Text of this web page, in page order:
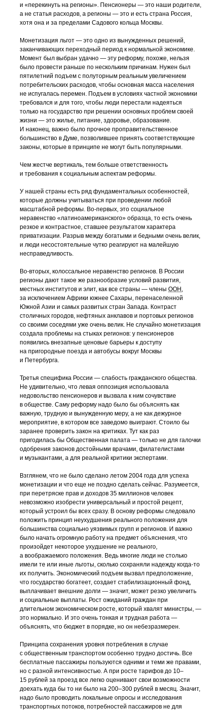
и «перекинуть на регионы». Пенсионеры — это наши родители,
а не статья расходов, а регионы — это и есть страна Россия,
хотя она и за пределами Садового кольца Москвы.
Монетизация льгот — это одно из вынужденных решений,
заканчивающих переходный период к нормальной экономике.
Момент был выбран удачно — эту реформу, похоже, нельзя
было провести раньше по нескольким причинам. Нужен был
пятилетний подъем с полуторным реальным увеличением
потребительских расходов, чтобы основная масса населения
не испугалась перемен. Подъем в условиях частной экономики
требовался и для того, чтобы люди перестали надеяться
только на государство при решении основных проблем своей
жизни — это жилье, питание, здоровье, образование.
И наконец, важно было прочное проправительственное
большинство в Думе, позволившее принять соответствующие
законы, которые в принципе не могут быть популярными.
Чем жестче вертикаль, тем больше ответственность
и требования к социальным аспектам реформы.
У нашей страны есть ряд фундаментальных особенностей,
которые должны учитываться при проведении любой
масштабной реформы. Во-первых, это социальное
неравенство «латиноамериканского» образца, то есть очень
резкое и контрастное, ставшее результатом характера
приватизации. Разрыв между богатыми и бедными очень велик,
и люди несостоятельные чутко реагируют на малейшую
несправедливость.
Во-вторых, колоссальное неравенство регионов. В России
регионы дают такое же разнообразие условий развития,
местных институтов и элит, как все страны — члены ООН ,
за исключением Африки южнее Сахары, перенаселенной
Южной Азии и самых развитых стран Запада. Контраст
столичных городов, нефтяных анклавов и портовых регионов
со своими соседями уже очень велик. Не случайно монетизация
создала проблемы на стыках регионов: у пенсионеров
появились внезапные ценовые барьеры к доступу
на пригородные поезда и автобусы вокруг Москвы
и Петербурга.
Третья специфика России — слабость гражданского общества.
Не удивительно, что левая оппозиция использовала
недовольство пенсионеров и вызвала к ним сочувствие
в обществе. Саму реформу надо было бы объяснять как
важную, трудную и вынужденную меру, а не как дежурное
мероприятие, в котором все заведомо выиграют. Стоило бы
заранее проверить закон на критиках. Тут как раз
пригодилась бы Общественная палата — только не для галочки
одобрения законов достойными врачами, филателистами
и музыкантами, а для реальной критики экспертами.
Взглянем, что не было сделано летом 2004 года для успеха
монетизации и что еще не поздно сделать сейчас. Разумеется,
при перетряске прав и доходов 35 миллионов человек
невозможно изобрести универсальный и простой рецепт,
который устроил бы всех сразу. В основу реформы следовало
положить принцип неухудшения реального положения для
большинства социально уязвимых групп и регионов. И важно
было начать огромную работу на предмет объяснения, что
произойдет некоторое ухудшение не реального,
а воображаемого положения. Ведь многие люди не столько
имели те или иные льготы, сколько сохраняли надежду когда-то
их получить. Экономический подъем вызвал предположение,
что государство богатеет, создает стабилизационный фонд,
выплачивает внешние долги — значит, может резко увеличить
и социальные выплаты. Рост ожиданий граждан при
длительном экономическом росте, который хвалят министры, —
это нормально. И это очень тонкая и трудная работа —
объяснять, что бюджет в порядке, но он небезразмерен.
Принципа сохранения уровня потребления в случае
с общественным транспортом особенно трудно достичь. Все
бесплатные пассажиры пользуются одними и теми же правами,
но с разной интенсивностью. А при росте тарифов до 10–
15 рублей за проезд все легко оценивают свои возможности
доехать куда бы то ни было на 200–300 рублей в месяц. Значит,
надо было проводить локальные опросы и исследования
транспортных потоков, потребностей пассажиров не для